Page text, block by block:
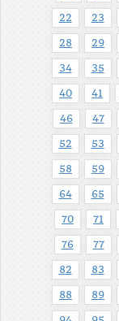
22 23
28 29
34 35
40 41
46 47
52 53
58 59
64 65
70 71
76 77
82 83
88 89